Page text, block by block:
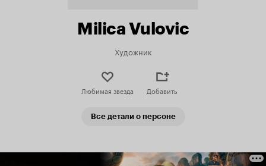
Milica Vulovic
Художник
Любимая звезда Добавить
Все детали о персоне